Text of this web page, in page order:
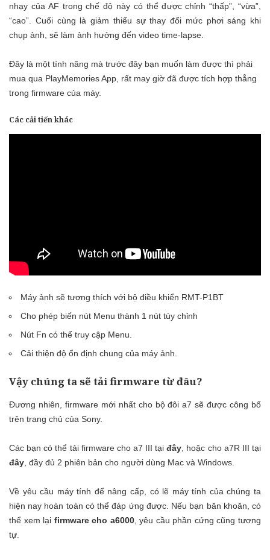
nhạy của AF trong chế độ này có thể được chỉnh “thấp”, “vừa”,
“cao”. Cuối cùng là giảm thiểu sự thay đổi mức phơi sáng khi
chụp ảnh, sẽ làm ảnh hưởng đến video time-lapse.
Đây là một tính năng mà trước đây bạn muốn làm được thì phải
mua qua PlayMemories App, rất may giờ đã được tích hợp thẳng
trong firmware của máy.
Các cải tiến khác
Máy ảnh sẽ tương thích với bộ điều khiển RMT-P1BT
Cho phép biến nút Menu thành 1 nút tùy chỉnh
Nút Fn có thể truy cập Menu.
Cải thiện độ ổn định chung của máy ảnh.
Vậy chúng ta sẽ tải firmware từ đâu?
Đương nhiên, firmware mới nhất cho bộ đôi a7 sẽ được công bố
trên trang chủ của Sony.
Các bạn có thể tải firmware cho a7 III tạiđây , hoặc cho a7R III tại
đây , đầy đủ 2 phiên bản cho người dùng Mac và Windows.
Về yêu cầu máy tính để nâng cấp, có lẽ máy tính của chúng ta
hiện nay hoàn toàn có thể đáp ứng được. Nếu bạn băn khoăn, có
thể xem lại firmware cho a6000, yêu cầu phần cứng cũng tương
tự.